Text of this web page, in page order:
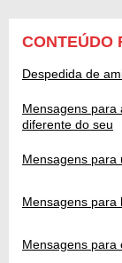
CONTEÚDO
Despedida de
Mensagens para
diferente do seu
Mensagens para
Mensagens para
Mensagens para